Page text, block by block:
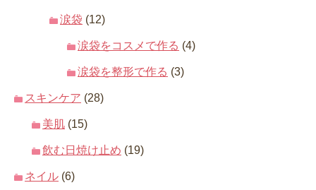
涙袋 (12)
涙袋をコスメで作る (4)
涙袋を整形で作る (3)
スキンケア (28)
美肌 (15)
飲む日焼け止め (19)
ネイル (6)